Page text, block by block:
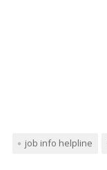
job info helpline